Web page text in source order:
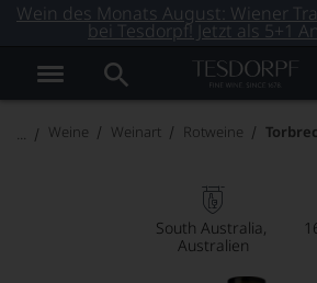
Wein des Monats August: Wiener
bei Tesdorpf! Jetzt als 5+1
Weine Weinart Rotweine
South Australia
Australien